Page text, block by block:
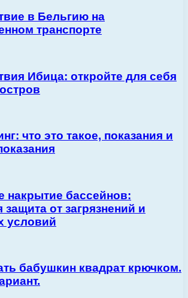
в Бельгию на
транспорте
Ибица: откройте для себя
что это такое, показания и
накрытие бассейнов:
защита от загрязнений и
условий
бабушкин квадрат крючком.